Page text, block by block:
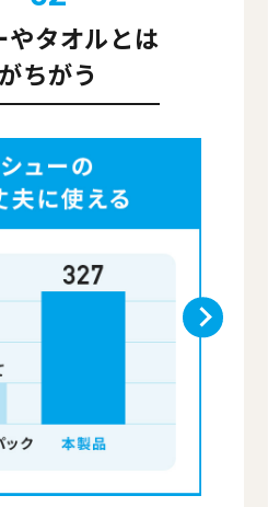
やタオルとは
ちがう